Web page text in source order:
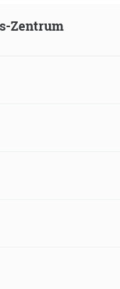
Zentrum